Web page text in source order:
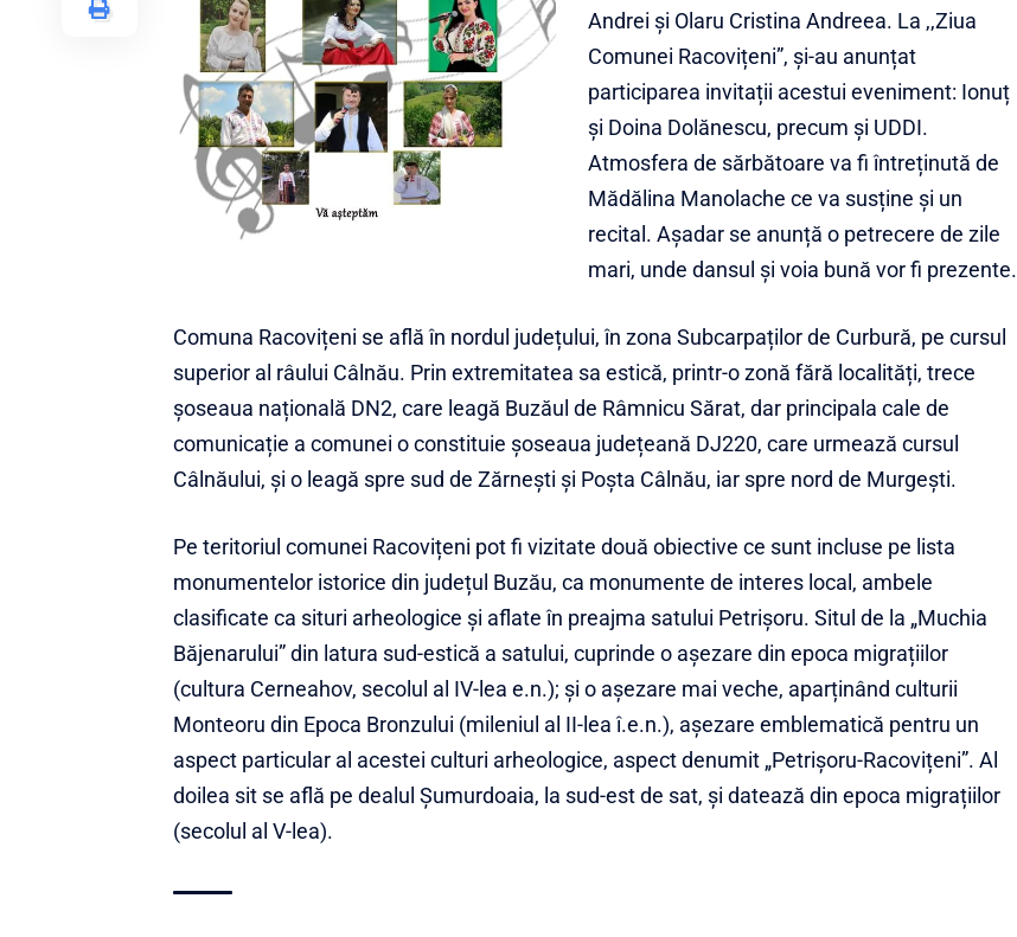
Andrei și Olaru Cristina Andreea. La ,,Ziua
Comunei Racovițeni”, și-au anunțat
participarea invitații acestui eveniment: Ionuț
și Doina Dolănescu, precum și UDDI.
Atmosfera de sărbătoare va fi întreținută de
Mădălina Manolache ce va susține și un
recital. Așadar se anunță o petrecere de zile
mari, unde dansul și voia bună vor fi prezente.
Comuna Racovițeni se află în nordul județului, în zona Subcarpaților de Curbură, pe cursul
superior al râului Câlnău. Prin extremitatea sa estică, printr-o zonă fără localități, trece
șoseaua națională DN2, care leagă Buzăul de Râmnicu Sărat, dar principala cale de
comunicație a comunei o constituie șoseaua județeană DJ220, care urmează cursul
Câlnăului, și o leagă spre sud de Zărnești și Poșta Câlnău, iar spre nord de Murgești.
Pe teritoriul comunei Racovițeni pot fi vizitate două obiective ce sunt incluse pe lista
monumentelor istorice din județul Buzău, ca monumente de interes local, ambele
clasificate ca situri arheologice și aflate în preajma satului Petrișoru. Situl de la „Muchia
Băjenarului” din latura sud-estică a satului, cuprinde o așezare din epoca migrațiilor
(cultura Cerneahov, secolul al IV-lea e.n.); și o așezare mai veche, aparținând culturii
Monteoru din Epoca Bronzului (mileniul al II-lea î.e.n.), așezare emblematică pentru un
aspect particular al acestei culturi arheologice, aspect denumit „Petrișoru-Racovițeni”. Al
doilea sit se află pe dealul Șumurdoaia, la sud-est de sat, și datează din epoca migrațiilor
(secolul al V-lea).